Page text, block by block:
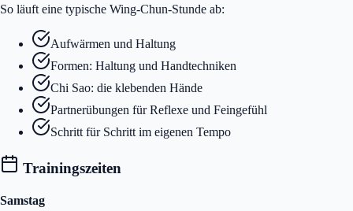
So läuft eine typische Wing-Chun-Stunde ab:
Aufwärmen und Haltung
Formen: Haltung und Handtechniken
Chi Sao: die klebenden Hände
Partnerübungen für Reflexe und Feingefühl
Schritt für Schritt im eigenen Tempo
Trainingszeiten
Samstag